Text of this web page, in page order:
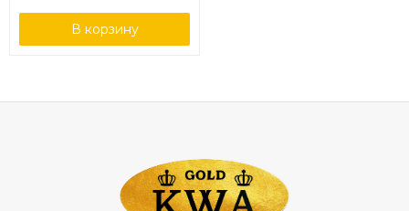
В корзину